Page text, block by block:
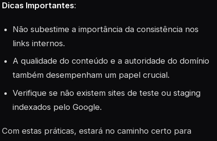
Dicas Importantes:
Não subestime a importância da consistência nos
links internos.
A qualidade do conteúdo e a autoridade do domínio
também desempenham um papel crucial.
Verifique se não existem sites de teste ou staging
indexados pelo Google.
Com estas práticas, estará no caminho certo para